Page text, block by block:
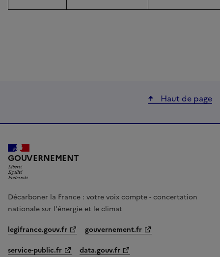
Haut de page
GOUVERNEMENTLIBERTÉ, ÉGALITÉ, FRATERNITÉ
Décarboner la France : votre voix compte - concertation
nationale sur l'énergie et le climat
legifrance.gouv.fr
gouvernement.fr
service-public.fr
data.gouv.fr